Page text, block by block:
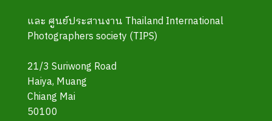
และ ศูนย์ประสานงาน Thailand International
Photographers society (TIPS)
21/3 Suriwong Road
Haiya, Muang
Chiang Mai
50100